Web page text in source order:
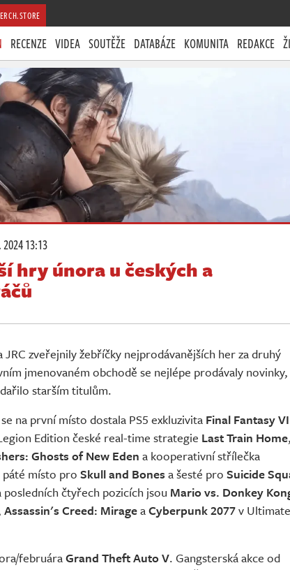
RECENZE VIDEA SOUTĚŽE DATABÁZE KOMUNITA REDAKCE
2024 13:13
hry února u českých a
JRC zveřejnily žebříčky nejprodávanějších her za druhý
jmenovaném obchodě se nejlépe prodávaly novinky,
starším titulům.
na první místo dostala PS5 exkluzivita Final Fantasy
Edition české real-time strategie Last Train Home,
Ghosts of New Eden a kooperativní střílečka
místo proSkull and Bones a šesté pro Suicide
posledních čtyřech pozicích jsou Mario vs. Donkey
Assassin's Creed: MirageaCyberpunk 2077v Ultimate
februáraGrand Theft Auto V. Gangsterská akce od